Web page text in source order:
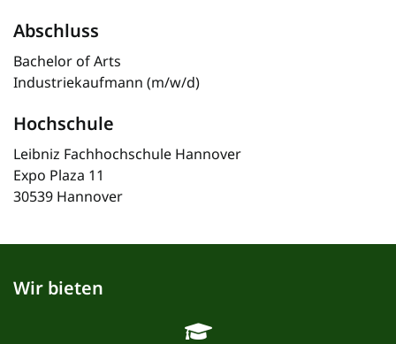
Abschluss
Bachelor of Arts
Industriekaufmann (m/w/d)
Hochschule
Leibniz Fachhochschule Hannover
Expo Plaza 11
30539 Hannover
Wir bieten